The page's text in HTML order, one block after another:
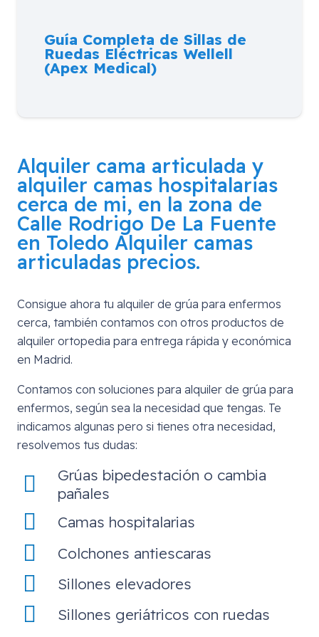
Guía Completa de Sillas de
Ruedas Eléctricas Wellell
(Apex Medical)
Alquiler cama articulada y
alquiler camas hospitalarias
cerca de mi, en la zona de
Calle Rodrigo De La Fuente
en Toledo Alquiler camas
articuladas precios.
Consigue ahora tu alquiler de grúa para enfermos
cerca, también contamos con otros productos de
alquiler ortopedia para entrega rápida y económica
en Madrid.
Contamos con soluciones para alquiler de grúa para
enfermos, según sea la necesidad que tengas. Te
indicamos algunas pero si tienes otra necesidad,
resolvemos tus dudas:
Grúas bipedestación o cambia
pañales
Camas hospitalarias
Colchones antiescaras
Sillones elevadores
Sillones geriátricos con ruedas